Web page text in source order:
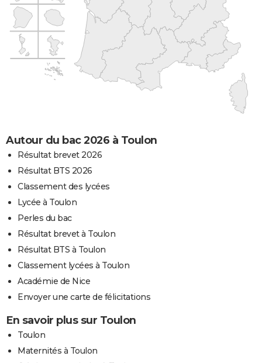
Autour du bac 2026 à Toulon
Résultat brevet 2026
Résultat BTS 2026
Classement des lycées
Lycée à Toulon
Perles du bac
Résultat brevet à Toulon
Résultat BTS à Toulon
Classement lycées à Toulon
Académie de Nice
Envoyer une carte de félicitations
En savoir plus sur Toulon
Toulon
Maternités à Toulon